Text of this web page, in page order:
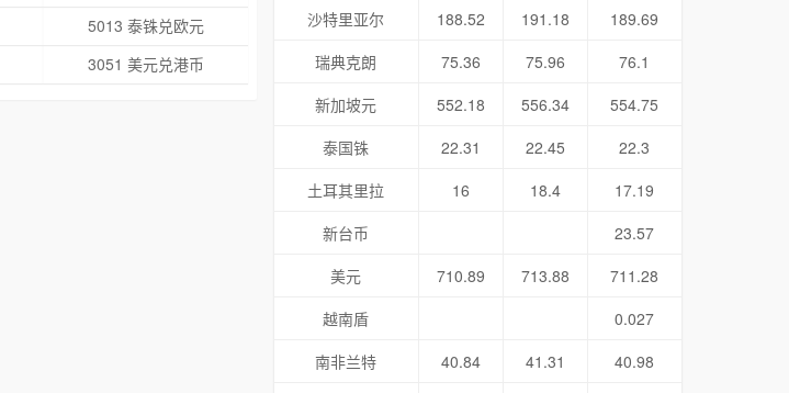
5013 泰铢兑欧元
3051 美元兑港币
沙特里亚尔
188.52 191.18
189.69
瑞典克朗
75.36 75.96
76.1
新加坡元
552.18 556.34
554.75
泰国铢
22.31 22.45
22.3
土耳其里拉
16 18.4
17.19
新台币
23.57
美元
710.89 713.88
711.28
越南盾
0.027
南非兰特
40.84 41.31 40.98